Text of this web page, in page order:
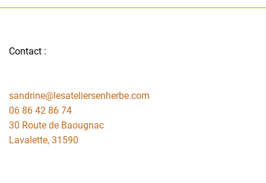
Contact :
sandrine@lesateliersenherbe.com
06 86 42 86 74
30 Route de Baougnac
Lavalette, 31590